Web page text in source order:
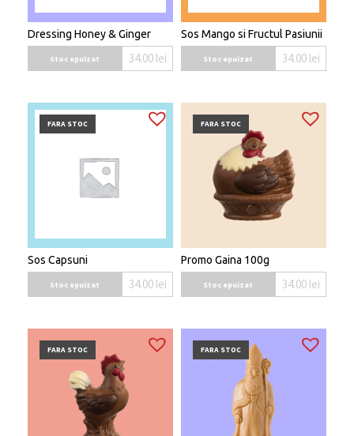
Dressing Honey & Ginger
Stoc epuizat 34.00 lei
Sos Mango si Fructul Pasiunii
Stoc epuizat 34.00 lei
FARA STOC
Sos Capsuni
Stoc epuizat 34.00 lei
FARA STOC
Promo Gaina 100g
Stoc epuizat 34.00 lei
FARA STOC FARA STOC